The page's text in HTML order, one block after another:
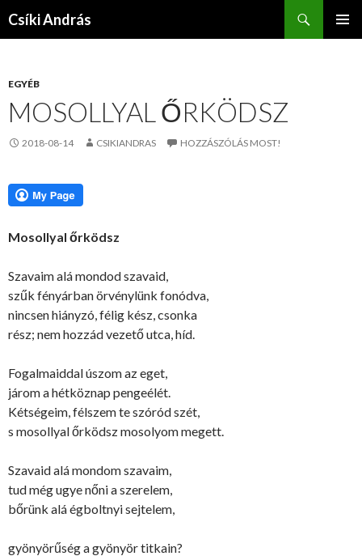
Csíki András
EGYÉB
MOSOLLYAL ŐRKÖDSZ
2018-08-14 CSIKIANDRAS HOZZÁSZÓLÁS MOST!
Mosollyal őrködsz
Szavaim alá mondod szavaid,
szűk fényárban örvénylünk fonódva,
nincsen hiányzó, félig kész, csonka
rész; nem hozzád vezető utca, híd.
Fogalmaiddal úszom az eget,
járom a hétköznap pengeélét.
Kétségeim, félszem te szóród szét,
s mosollyal őrködsz mosolyom megett.
Szavaid alá mondom szavaim,
tud még ugye nőni a szerelem,
bőrünk alá égboltnyi sejtelem,
gyönyörűség a gyönyör titkain?